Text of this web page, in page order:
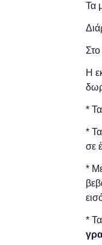
Τα
Στο
Η
*
*
σε
*
*